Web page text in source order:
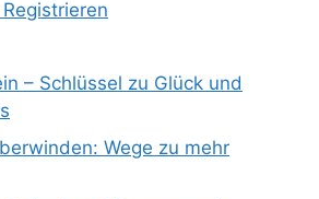
– Schlüssel zu Glück und
Wege zu mehr